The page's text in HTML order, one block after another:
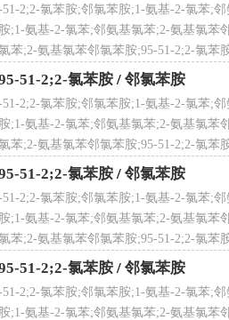
、邻氨基氯苯、2-氨基氯苯
乙醚和多数有机溶剂
2;2-氯苯胺;邻氯苯胺;1-氨基-2-氯苯;
;1-氨基-2-氯苯;邻氨基氯苯;2-氨基氯苯
苯;2-氨基氯苯邻氯苯胺;95-51-2;2-氯苯
51-2;2-氯苯胺 / 邻氯苯胺
2;2-氯苯胺;邻氯苯胺;1-氨基-2-氯苯;
;1-氨基-2-氯苯;邻氨基氯苯;2-氨基氯苯
苯;2-氨基氯苯邻氯苯胺;95-51-2;2-氯苯
51-2;2-氯苯胺 / 邻氯苯胺
2;2-氯苯胺;邻氯苯胺;1-氨基-2-氯苯;
;1-氨基-2-氯苯;邻氨基氯苯;2-氨基氯苯
苯;2-氨基氯苯邻氯苯胺;95-51-2;2-氯苯
51-2;2-氯苯胺 / 邻氯苯胺
2;2-氯苯胺;邻氯苯胺;1-氨基-2-氯苯;
;1-氨基-2-氯苯;邻氨基氯苯;2-氨基氯苯